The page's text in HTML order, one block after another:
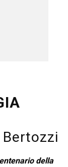
della